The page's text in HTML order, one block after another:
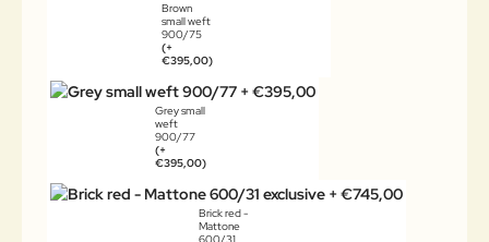
Brown
small weft
900/75
(+
€395,00)
Grey small
weft
900/77
(+
€395,00)
Brick red -
Mattone